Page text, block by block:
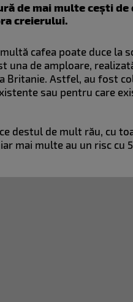
de mai multe cești
creierului.
cafea poate duce la
una de amploare,
Britanie. Astfel, au fost
sau pentru care
destul de mult rău, cu
mai multe au un risc